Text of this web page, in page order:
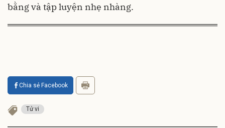
bằng và tập luyện nhẹ nhàng.
Chia sẻ Facebook
Tử vi